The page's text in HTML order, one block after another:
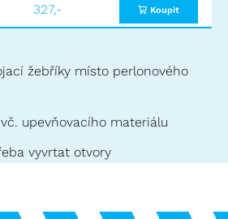
270,-
327,- Koupit
žebříky místo perlonového
upevňovacího materiálu
vyvrtat otvory